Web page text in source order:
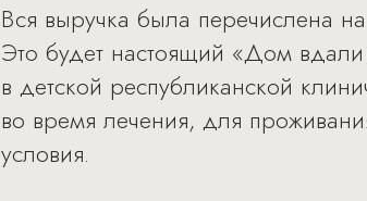
Вся выручка была перечислена
Это будет настоящий «Дом
в детской республиканской
во время лечения, для
условия.